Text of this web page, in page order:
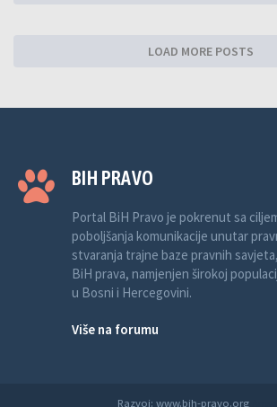
LOAD MORE POSTS
BIH PRAVO
Portal BiH Pravo je pokrenut sa
poboljšanja komunikacije unutar
stvaranja trajne baze pravnih
BiH prava, namjenjen širokoj
u Bosni i Hercegovini.
Više na forumu
Razvoj: www.bih-pravo.org